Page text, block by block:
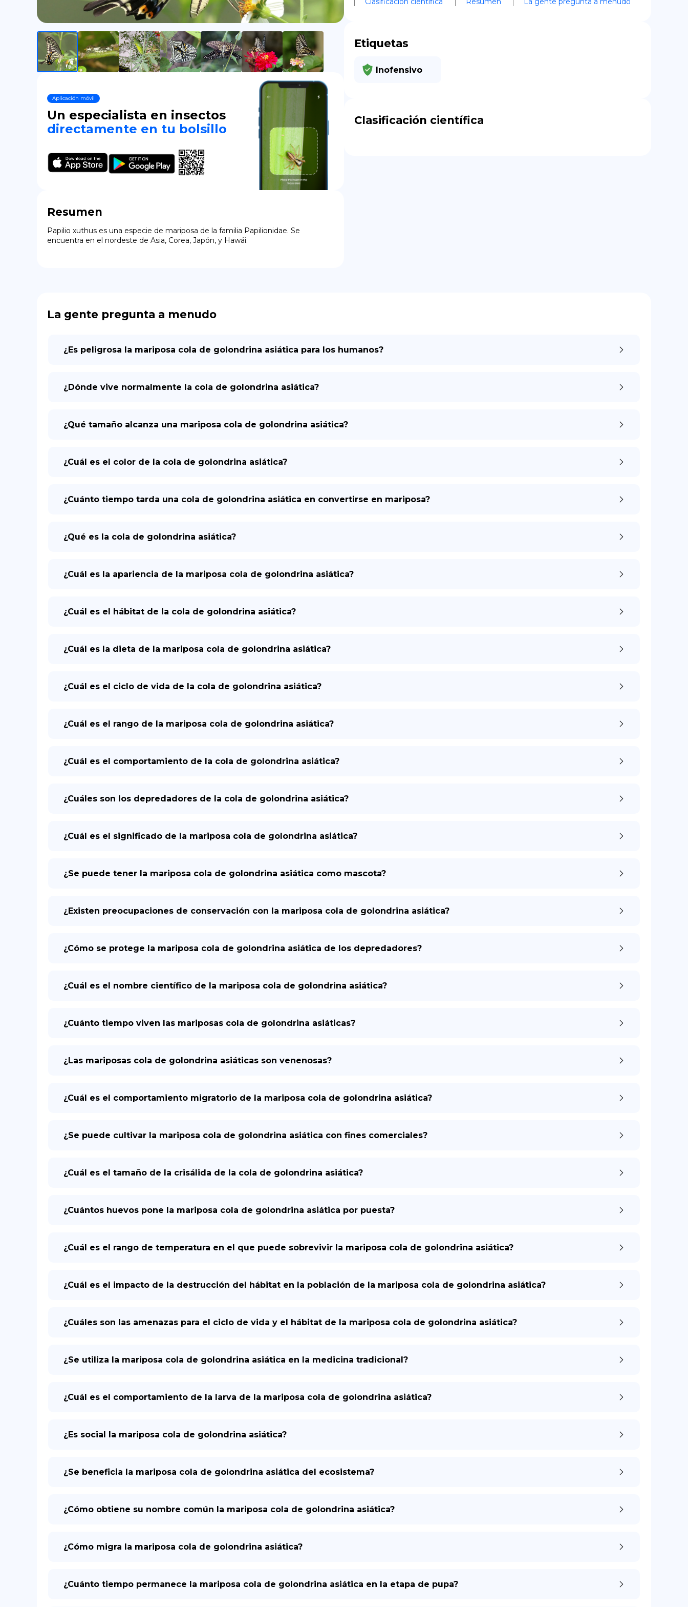
Aplicación móvil
Un especialista en insectos
directamente en tu bolsillo
Resumen
Papilio xuthus es una especie de mariposa de la familia Papilionidae. Se
encuentra en el nordeste de Asia, Corea, Japón, y Hawái.
Etiquetas
Inofensivo
Clasificación científica
La gente pregunta a menudo
¿Es peligrosa la mariposa cola de golondrina asiática para los humanos?
¿Dónde vive normalmente la cola de golondrina asiática?
¿Qué tamaño alcanza una mariposa cola de golondrina asiática?
¿Cuál es el color de la cola de golondrina asiática?
¿Cuánto tiempo tarda una cola de golondrina asiática en convertirse en mariposa?
¿Qué es la cola de golondrina asiática?
¿Cuál es la apariencia de la mariposa cola de golondrina asiática?
¿Cuál es el hábitat de la cola de golondrina asiática?
¿Cuál es la dieta de la mariposa cola de golondrina asiática?
¿Cuál es el ciclo de vida de la cola de golondrina asiática?
¿Cuál es el rango de la mariposa cola de golondrina asiática?
¿Cuál es el comportamiento de la cola de golondrina asiática?
¿Cuáles son los depredadores de la cola de golondrina asiática?
¿Cuál es el significado de la mariposa cola de golondrina asiática?
¿Se puede tener la mariposa cola de golondrina asiática como mascota?
¿Existen preocupaciones de conservación con la mariposa cola de golondrina asiática?
¿Cómo se protege la mariposa cola de golondrina asiática de los depredadores?
¿Cuál es el nombre científico de la mariposa cola de golondrina asiática?
¿Cuánto tiempo viven las mariposas cola de golondrina asiáticas?
¿Las mariposas cola de golondrina asiáticas son venenosas?
¿Cuál es el comportamiento migratorio de la mariposa cola de golondrina asiática?
¿Se puede cultivar la mariposa cola de golondrina asiática con fines comerciales?
¿Cuál es el tamaño de la crisálida de la cola de golondrina asiática?
¿Cuántos huevos pone la mariposa cola de golondrina asiática por puesta?
¿Cuál es el rango de temperatura en el que puede sobrevivir la mariposa cola de golondrina asiática?
¿Cuál es el impacto de la destrucción del hábitat en la población de la mariposa cola de golondrina asiática?
¿Cuáles son las amenazas para el ciclo de vida y el hábitat de la mariposa cola de golondrina asiática?
¿Se utiliza la mariposa cola de golondrina asiática en la medicina tradicional?
¿Cuál es el comportamiento de la larva de la mariposa cola de golondrina asiática?
¿Es social la mariposa cola de golondrina asiática?
¿Se beneficia la mariposa cola de golondrina asiática del ecosistema?
¿Cómo obtiene su nombre común la mariposa cola de golondrina asiática?
¿Cómo migra la mariposa cola de golondrina asiática?
¿Cuánto tiempo permanece la mariposa cola de golondrina asiática en la etapa de pupa?